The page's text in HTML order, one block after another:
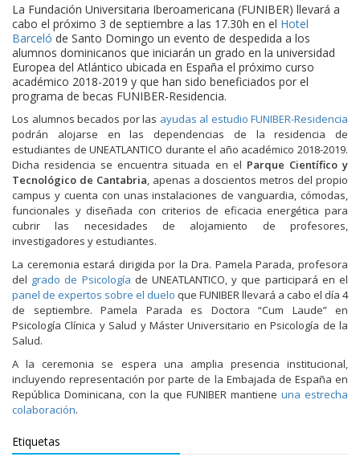
La Fundación Universitaria Iberoamericana (FUNIBER) llevará a
cabo el próximo 3 de septiembre a las 17.30h en el Hotel
Barceló de Santo Domingo un evento de despedida a los
alumnos dominicanos que iniciarán un grado en la universidad
Europea del Atlántico ubicada en España el próximo curso
académico 2018-2019 y que han sido beneficiados por el
programa de becas FUNIBER-Residencia.
Los alumnos becados por las ayudas al estudio FUNIBER-Residencia
podrán alojarse en las dependencias de la residencia de
estudiantes de UNEATLANTICO durante el año académico 2018-2019.
Dicha residencia se encuentra situada en el Parque Científico y
Tecnológico de Cantabria , apenas a doscientos metros del propio
campus y cuenta con unas instalaciones de vanguardia, cómodas,
funcionales y diseñada con criterios de eficacia energética para
cubrir las necesidades de alojamiento de profesores,
investigadores y estudiantes.
La ceremonia estará dirigida por la Dra. Pamela Parada, profesora
del grado de Psicología de UNEATLANTICO, y que participará en el
panel de expertos sobre el duelo que FUNIBER llevará a cabo el día 4
de septiembre. Pamela Parada es Doctora “Cum Laude” en
Psicología Clínica y Salud y Máster Universitario en Psicología de la
Salud.
A la ceremonia se espera una amplia presencia institucional,
incluyendo representación por parte de la Embajada de España en
República Dominicana, con la que FUNIBER mantiene una estrecha
colaboración.
Etiquetas